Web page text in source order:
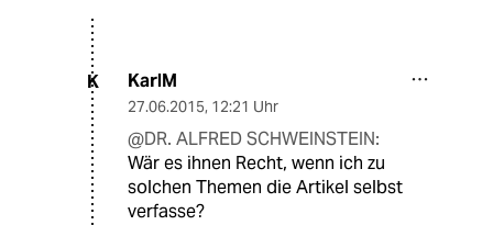
K KarlM
27.06.2015, 12:21 Uhr
@DR. ALFRED SCHWEINSTEIN:
Wär es ihnen Recht, wenn ich zu
solchen Themen die Artikel selbst
verfasse?